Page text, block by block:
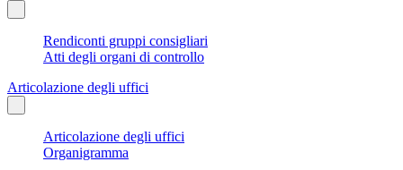
Rendiconti gruppi consigliari
Atti degli organi di controllo
Articolazione degli uffici
Articolazione degli uffici
Organigramma